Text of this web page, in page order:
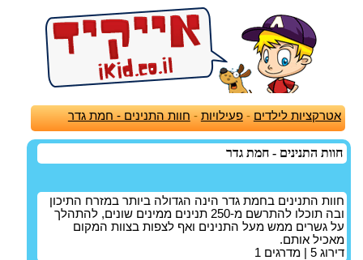
אטרקציות לילדים -פעילויות - חוות התנינים - חמת גדר
חוות התנינים - חמת גדר
חוות התנינים בחמת גדר הינה הגדולה ביותר במזרח התיכון
ובה תוכלו להתרשם מ-250 תנינים ממינים שונים, להתהלך
על גשרים ממש מעל התנינים ואף לצפות בצוות המקום
מאכיל אותם.
דירוג 5 | מדרגים 1